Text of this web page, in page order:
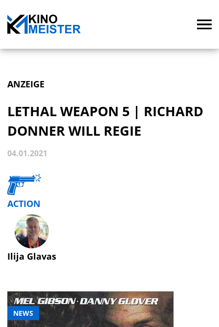
ANZEIGE
NEWS
LETHAL WEAPON 5 | RICHARD
DONNER WILL REGIE
04.01.2021
ACTION
Ilija Glavas